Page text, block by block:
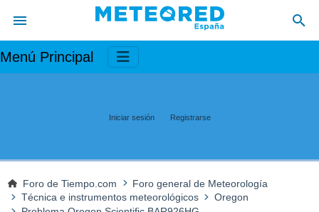
Menú Principal
Iniciar sesión Registrarse
Foro de Tiempo.com
Foro general de Meteorología
Técnica e instrumentos meteorológicos
Oregon